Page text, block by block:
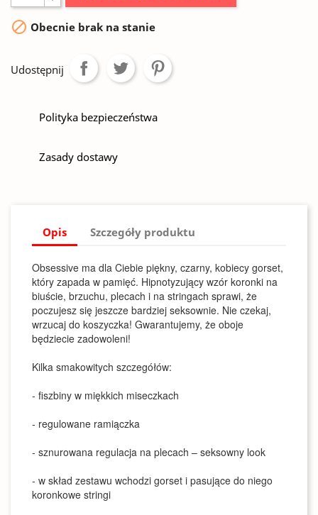
 Obecnie brak na stanie
Udostępnij
Polityka bezpieczeństwa
Zasady dostawy
Opis Szczegóły produktu
Obsessive ma dla Ciebie piękny, czarny, kobiecy gorset,
który zapada w pamięć. Hipnotyzujący wzór koronki na
biuście, brzuchu, plecach i na stringach sprawi, że
poczujesz się jeszcze bardziej seksownie. Nie czekaj,
wrzucaj do koszyczka! Gwarantujemy, że oboje
będziecie zadowoleni!
Kilka smakowitych szczegółów:
- fiszbiny w miękkich miseczkach
- regulowane ramiączka
- sznurowana regulacja na plecach – seksowny look
- w skład zestawu wchodzi gorset i pasujące do niego
koronkowe stringi